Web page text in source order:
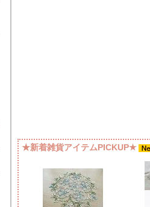
★新着雑貨アイテムPICKUP★